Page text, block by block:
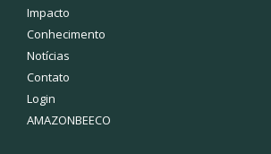
Impacto
Conhecimento
Notícias
Contato
Login
AMAZONBEECO